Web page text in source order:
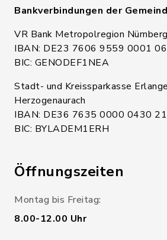
Bankverbindungen der
VR Bank Metropolregion
IBAN: DE23 7606 9559 0001
BIC: GENODEF1NEA
Stadt- und Kreissparkasse
Herzogenaurach
IBAN: DE36 7635 0000 0430
BIC: BYLADEM1ERH
Öffnungszeiten
Montag bis Freitag:
8.00-12.00 Uhr